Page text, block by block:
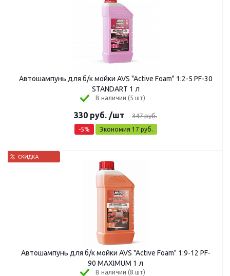
Автошампунь для б/к мойки AVS "Active Foam" 1:2-5 PF-30
STANDART 1 л
В наличии (5 шт)
330 руб. /шт 347руб.
-5% Экономия 17 руб.
Автошампунь для б/к мойки AVS "Active Foam" 1:9-12 PF-
90 MAXIMUM 1 л
В наличии (8 шт)